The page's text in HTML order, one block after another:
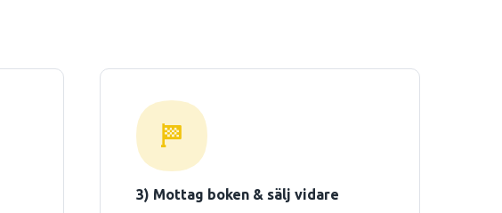
3) Mottag boken & sälj vidare